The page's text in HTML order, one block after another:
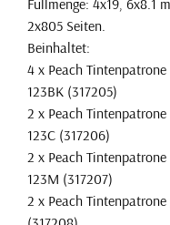
2x805 Seiten.
Beinhaltet:
4 x Peach
123BK (317205)
2 x Peach
123C (317206)
2 x Peach
123M (317207)
2 x Peach